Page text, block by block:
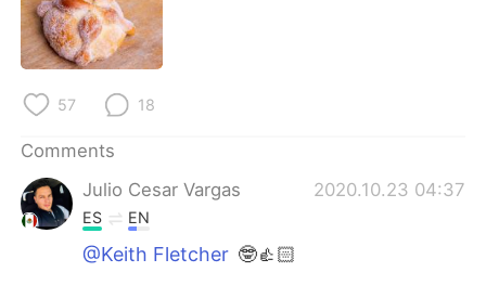
Español
Français
日本語
Русский ไทย
Indonesia Italiano
57 18
Comments
Julio Cesar Vargas
2020.10.23 04:37
ES EN
@Keith Fletcher 🤓👍🏻